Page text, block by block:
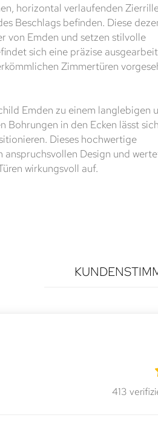
horizontal verlaufenden
Beschlags befinden. Diese
von Emden und setzen stilvolle
sich eine präzise
Zimmertüren
Emden zu einem langlebigen
in den Ecken lässt
Dieses hochwertige
Design und
wirkungsvoll auf.
413